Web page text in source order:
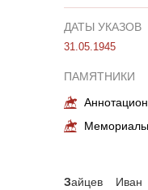
ДАТЫ УКАЗОВ
31.05.1945
ПАМЯТНИКИ
Зайцев Иван